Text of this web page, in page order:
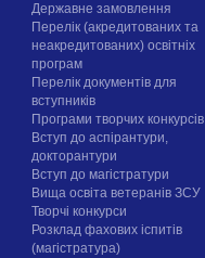
Державне замовлення
Перелік (акредитованих та
неакредитованих) освітніх
програм
Перелік документів для
вступників
Програми творчих конкурсiв
Вступ до аспірантури,
докторантури
Вступ до магістратури
Вища освіта ветеранів ЗСУ
Творчі конкурси
Розклад фахових іспитів
(магістратура)